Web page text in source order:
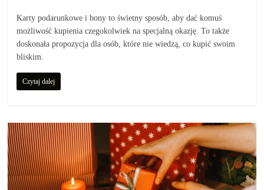
Poznaj
co
kupić,
jak
oraz
gdzie
Karty podarunkowe i bony to świetny sposób, aby dać komuś
możliwość kupienia czegokolwiek na specjalną okazję. To także
doskonała propozycja dla osób, które nie wiedzą, co kupić swoim
bliskim.
Czytaj dalej